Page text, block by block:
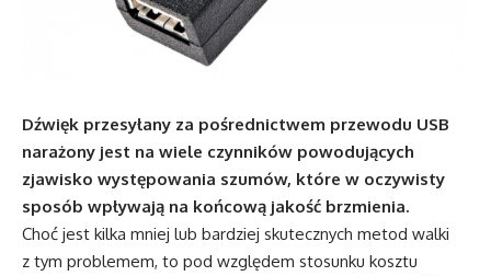
Dźwięk przesyłany za pośrednictwem przewodu USB
narażony jest na wiele czynników powodujących
zjawisko występowania szumów, które w oczywisty
sposób wpływają na końcową jakość brzmienia.
Choć jest kilka mniej lub bardziej skutecznych metod walki
z tym problemem, to pod względem stosunku kosztu